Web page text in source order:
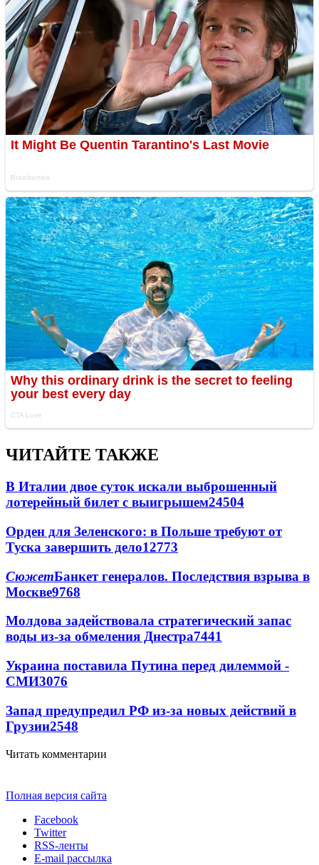
ЧИТАЙТЕ ТАКЖЕ
В Италии двое суток искали выброшенный
лотерейный билет с выигрышем24504
Орден для Зеленского: в Польше требуют от
Туска завершить дело12773
СюжетБанкет генералов. Последствия взрыва в
Москве9768
Молдова задействовала стратегический запас
воды из-за обмеления Днестра7441
Украина поставила Путина перед дилеммой -
СМИ3076
Запад предупредил РФ из-за новых действий в
Грузии2548
Читать комментарии
Полная версия сайта
Facebook
Twitter
RSS-ленты
E-mail рассылка